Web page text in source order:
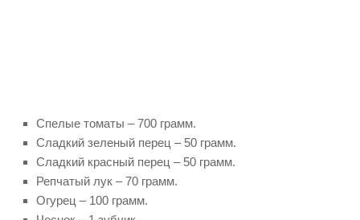
Спелые томаты – 700 грамм.
Сладкий зеленый перец – 50 грамм.
Сладкий красный перец – 50 грамм.
Репчатый лук – 70 грамм.
Огурец – 100 грамм.